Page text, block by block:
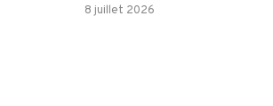
8 juillet 2026